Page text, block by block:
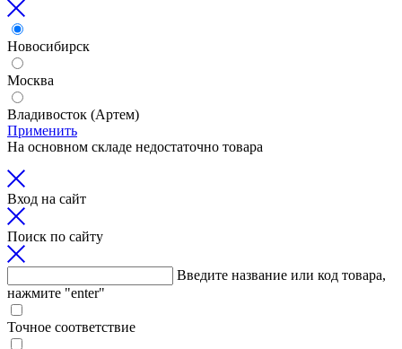
Новосибирск
Москва
Владивосток (Артем)
Применить
На основном складе недостаточно товара
Вход на сайт
Поиск по сайту
Введите название или код товара,
нажмите "enter"
Точное соответствие